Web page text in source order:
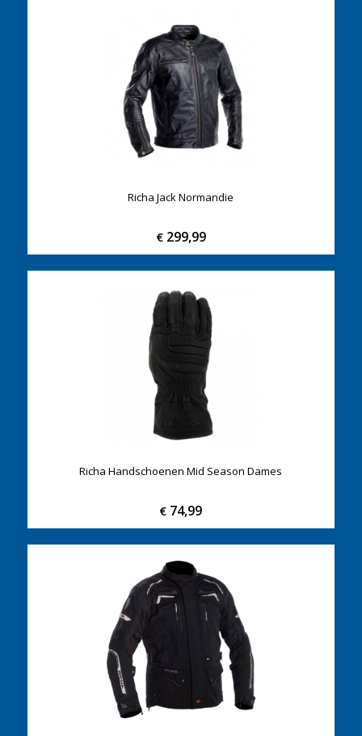
Richa Jack Normandie
€299,99
Richa Handschoenen Mid Season Dames
€ 74,99